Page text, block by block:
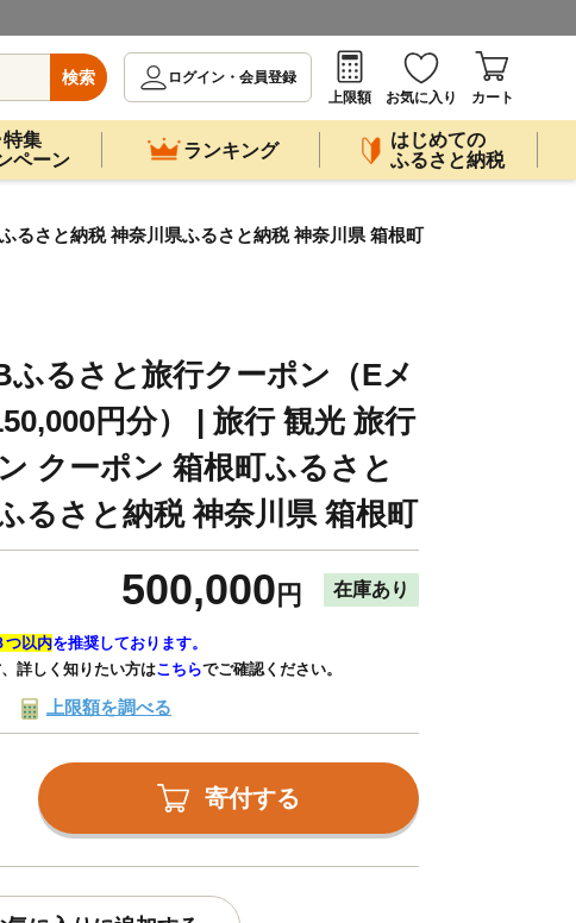
検索
ログイン・会員登録
上限額
お気に入り カート
特集
ペーン
ランキング
はじめての
ふるさと納税
るさと納税 神奈川県ふるさと納税 神奈川県 箱根町
ふるさと旅行クーポン（Eメ
円分） | 旅行 観光 旅行
クーポン 箱根町ふるさと
るさと納税 神奈川県 箱根町
500,000 円 在庫あり
つ以内を推奨しております。
詳しく知りたい方はこちらでご確認ください。
上限額を調べる
寄付する